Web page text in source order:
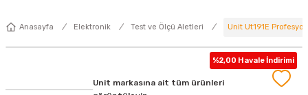
Anasayfa Elektronik Test ve Ölçü Aletleri Unit Ut191E
%2,00 Havale İndirimi
Unit markasına ait tüm ürünleri